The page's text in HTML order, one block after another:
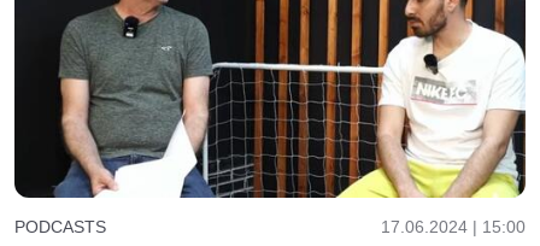
PODCASTS 17.06.2024 | 15:00